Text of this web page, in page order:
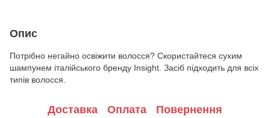
Опис
Потрібно негайно освіжити волосся? Скористайтеся сухим
шампунем італійського бренду Insight. Засіб підходить для всіх
типів волосся.
Доставка Оплата Повернення